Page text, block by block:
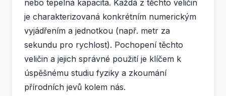
nebo tepelná kapacita. Každá z těchto veličin
je charakterizovaná konkrétním numerickým
vyjádřením a jednotkou (např. metr za
sekundu pro rychlost). Pochopení těchto
veličin a jejich správné použití je klíčem k
úspěšnému studiu fyziky a zkoumání
přírodních jevů kolem nás.